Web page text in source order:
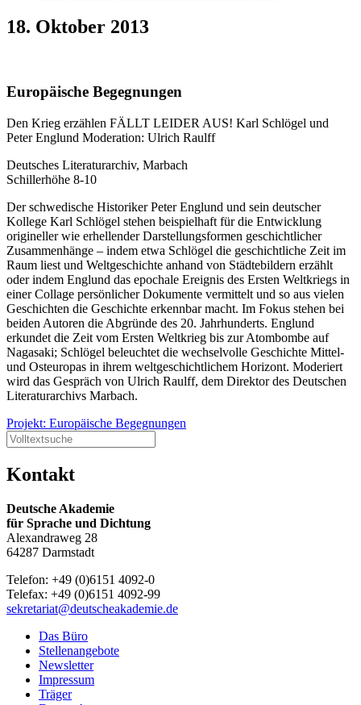
18. Oktober 2013
Europäische Begegnungen
Den Krieg erzählen FÄLLT LEIDER AUS! Karl Schlögel und
Peter Englund Moderation: Ulrich Raulff
Deutsches Literaturarchiv, Marbach
Schillerhöhe 8-10
Der schwedische Historiker Peter Englund und sein deutscher
Kollege Karl Schlögel stehen beispielhaft für die Entwicklung
origineller wie erhellender Darstellungsformen geschichtlicher
Zusammenhänge – indem etwa Schlögel die geschichtliche Zeit im
Raum liest und Weltgeschichte anhand von Städtebildern erzählt
oder indem Englund das epochale Ereignis des Ersten Weltkriegs in
einer Collage persönlicher Dokumente vermittelt und so aus vielen
Geschichten die Geschichte erkennbar macht. Im Fokus stehen bei
beiden Autoren die Abgründe des 20. Jahrhunderts. Englund
erkundet die Zeit vom Ersten Weltkrieg bis zur Atombombe auf
Nagasaki; Schlögel beleuchtet die wechselvolle Geschichte Mittel-
und Osteuropas in ihrem weltgeschichtlichem Horizont. Moderiert
wird das Gespräch von Ulrich Raulff, dem Direktor des Deutschen
Literaturarchivs Marbach.
Projekt: Europäische Begegnungen
Kontakt
Deutsche Akademie
für Sprache und Dichtung
Alexandraweg 28
64287 Darmstadt
Telefon: +49 (0)6151 4092-0
Telefax: +49 (0)6151 4092-99
sekretariat@deutscheakademie.de
Das Büro
Stellenangebote
Newsletter
Impressum
Träger